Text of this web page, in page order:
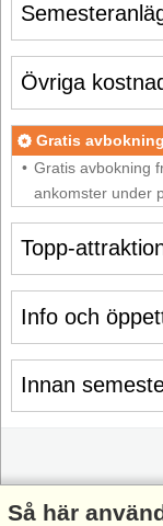
Info och
Innan
Övriga
Gratis avbokning
Gratis avbokning
ankomster under
Topp-
Inspiration
Så här